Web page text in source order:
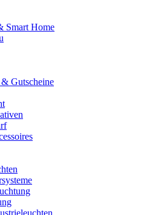
Smart Home
Gutscheine